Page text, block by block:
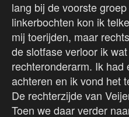
lang bij de voorste
linkerbochten kon ik
mij toerijden, maar
de slotfase verloor ik
rechteronderarm. Ik had
achteren en ik vond het
De rechterzijde van
Toen we daar verder